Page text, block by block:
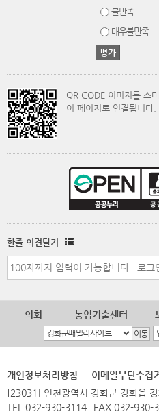
불만족
매우불만족
QR CODE 이미지를 스
이 페이지로 연결됩니다.
한줄 의견달기
의회 농업기술센터
개인정보처리방침 이메일무단수집
[23031] 인천광역시 강화군 강화읍
TEL 032-930-3114
FAX 032-930-